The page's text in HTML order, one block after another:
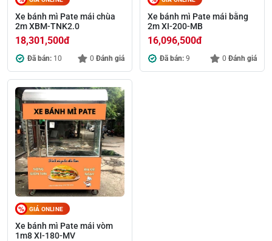
Xe bánh mì Pate mái chùa
2m XBM-TNK2.0
18,301,500đ
Đã bán: 10 0 Đánh giá
Xe bánh mì Pate mái bằng
2m XI-200-MB
16,096,500đ
Đã bán: 9 0 Đánh giá
GIÁ ONLINE
Xe bánh mì Pate mái vòm
1m8 XI-180-MV